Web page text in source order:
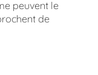
peuvent le
de